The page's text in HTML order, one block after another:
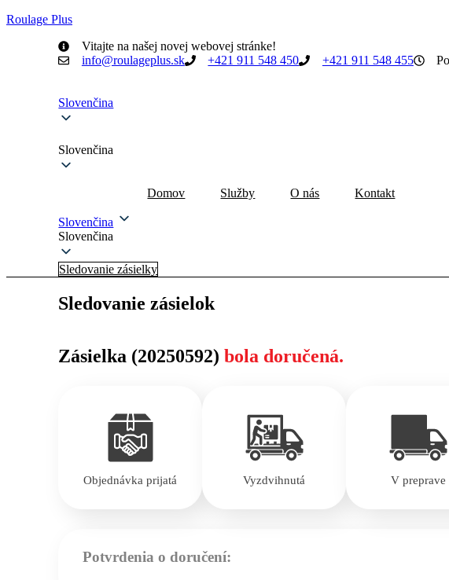
Roulage Plus
Vitajte na našej novej webovej stránke!
info@roulageplus.sk
+421 911 548 450 +421 911 548 455
Slovenčina
Slovenčina
Domov Služby O nás Kontakt
Slovenčina
Slovenčina
Sledovanie zásielky
Sledovanie zásielok
Zásielka (20250592)bola doručená.
Objednávka prijatá Vyzdvihnutá V preprave
Potvrdenia o doručení: